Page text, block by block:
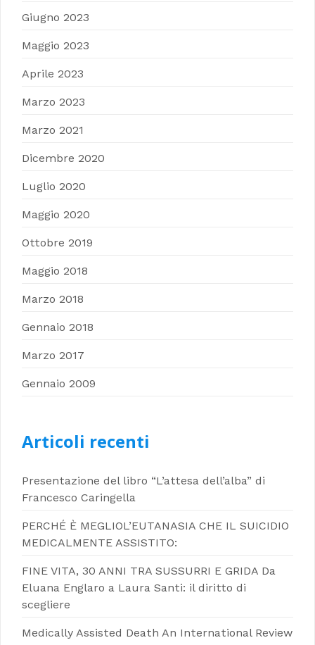
Giugno 2023
Maggio 2023
Aprile 2023
Marzo 2023
Marzo 2021
Dicembre 2020
Luglio 2020
Maggio 2020
Ottobre 2019
Maggio 2018
Marzo 2018
Gennaio 2018
Marzo 2017
Gennaio 2009
Articoli recenti
Presentazione del libro “L’attesa dell’alba” di
Francesco Caringella
PERCHÉ È MEGLIOL’EUTANASIA CHE IL SUICIDIO
MEDICALMENTE ASSISTITO:
FINE VITA, 30 ANNI TRA SUSSURRI E GRIDA Da
Eluana Englaro a Laura Santi: il diritto di
scegliere
Medically Assisted Death An International Review